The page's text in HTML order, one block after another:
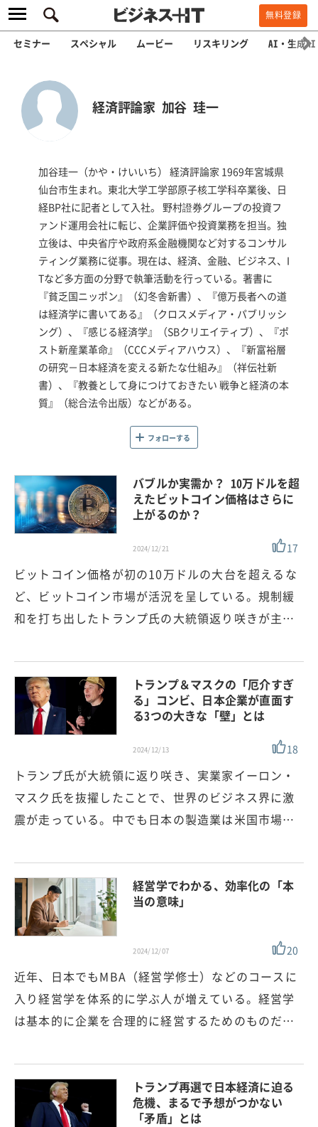
無料登録
セミナー スペシャル ムービー リスキリング AI・生成AI
経済評論家 加谷 珪一
加谷珪一（かや・けいいち） 経済評論家 1969年宮城県
仙台市生まれ。東北大学工学部原子核工学科卒業後、日
経BP社に記者として入社。 野村證券グループの投資フ
ァンド運用会社に転じ、企業評価や投資業務を担当。独
立後は、中央省庁や政府系金融機関など対するコンサル
ティング業務に従事。現在は、経済、金融、ビジネス、I
Tなど多方面の分野で執筆活動を行っている。著書に
『貧乏国ニッポン』（幻冬舎新書）、『億万長者への道
は経済学に書いてある』（クロスメディア・パブリッシ
ング）、『感じる経済学』（SBクリエイティブ）、『ポ
スト新産業革命』（CCCメディアハウス）、『新富裕層
の研究－日本経済を変える新たな仕組み』（祥伝社新
書）、『教養として身につけておきたい 戦争と経済の本
質』（総合法令出版）などがある。
フォローする
バブルか実需か？ 10万ドルを超
えたビットコイン価格はさらに
上がるのか？
2024/12/21 17
ビットコイン価格が初の10万ドルの大台を超えるな
ど、ビットコイン市場が活況を呈している。規制緩
和を打ち出したトランプ氏の大統領返り咲きが主…
トランプ＆マスクの「厄介すぎ
る」コンビ、日本企業が直面す
る3つの大きな「壁」とは
2024/12/13 18
トランプ氏が大統領に返り咲き、実業家イーロン・
マスク氏を抜擢したことで、世界のビジネス界に激
震が走っている。中でも日本の製造業は米国市場…
経営学でわかる、効率化の「本
当の意味」
2024/12/07 20
近年、日本でもMBA（経営学修士）などのコースに
入り経営学を体系的に学ぶ人が増えている。経営学
は基本的に企業を合理的に経営するためのものだ…
トランプ再選で日本経済に迫る
危機、まるで予想がつかない
「矛盾」とは